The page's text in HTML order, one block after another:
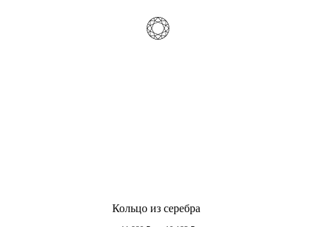
Кольцо из серебра